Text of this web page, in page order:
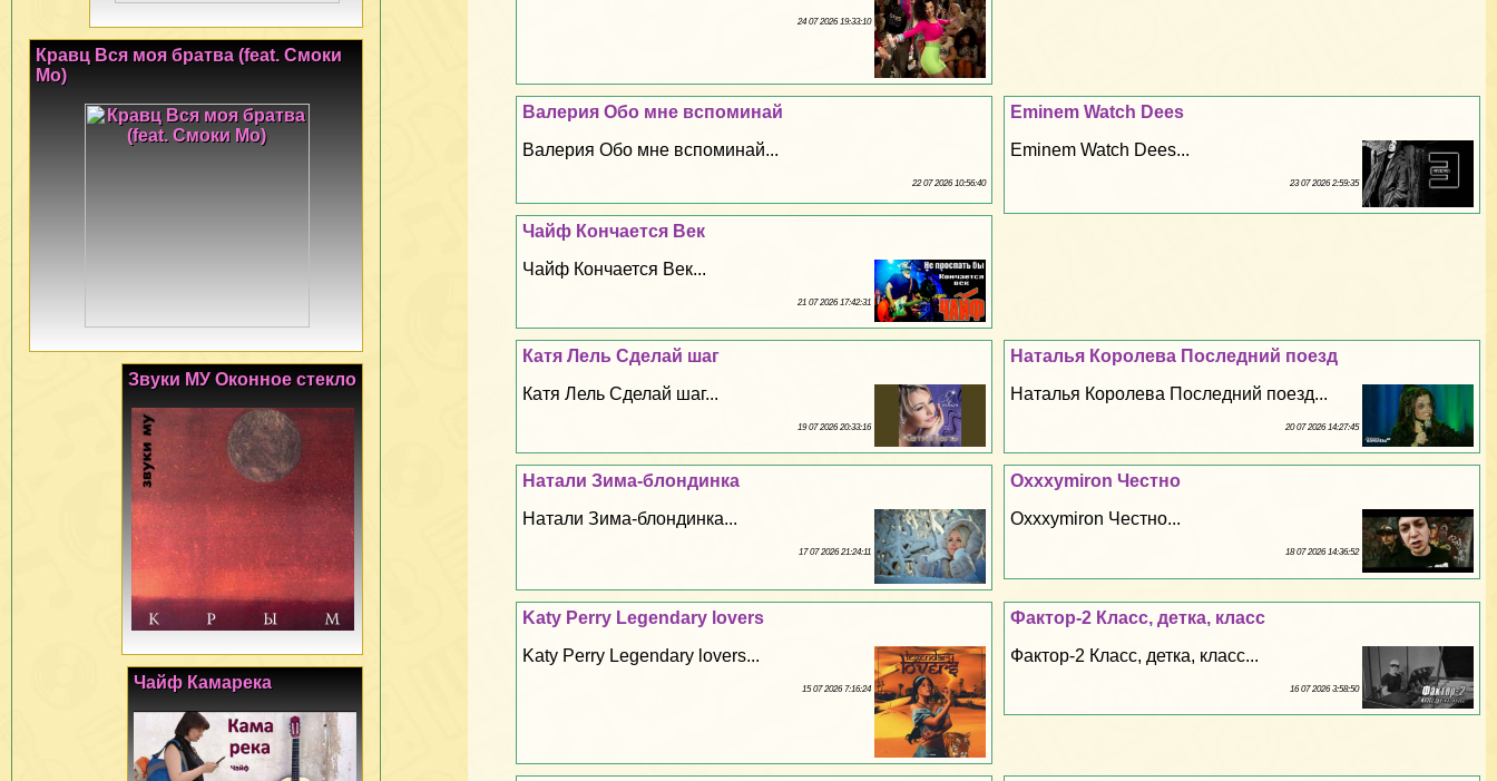
24 07 2026 19:33:10
Eminem Watch Dees
Eminem Watch Dees...
23 07 2026 2:59:35
Валерия Обо мне вспоминай
Валерия Обо мне вспоминай...
22 07 2026 10:56:40
Чайф Кончается Век
Чайф Кончается Век...
21 07 2026 17:42:31
Наталья Королева Последний поезд
Наталья Королева Последний поезд...
20 07 2026 14:27:45
Катя Лель Сделай шаг
Катя Лель Сделай шаг...
19 07 2026 20:33:16
Oxxxymiron Честно
Oxxxymiron Честно...
18 07 2026 14:36:52
Натали Зима-блондинка
Натали Зима-блондинка...
17 07 2026 21:24:11
Фактор-2 Класс, детка, класс
Фактор-2 Класс, детка, класс...
16 07 2026 3:58:50
Katy Perry Legendary lovers
Katy Perry Legendary lovers...
15 07 2026 7:16:24
Кравц Вся моя братва (feat. Смоки
Мо)
Звуки МУ Оконное стекло
Чайф Камарека